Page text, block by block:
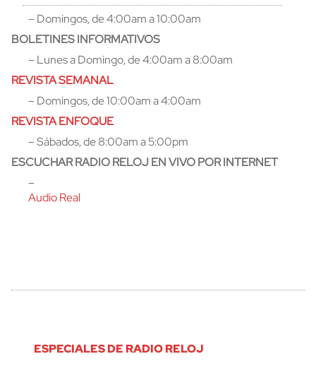
– Domingos, de 4:00am a 10:00am
BOLETINES INFORMATIVOS
– Lunes a Domingo, de 4:00am a 8:00am
REVISTA SEMANAL
– Domingos, de 10:00am a 4:00am
REVISTA ENFOQUE
– Sábados, de 8:00am a 5:00pm
ESCUCHAR RADIO RELOJ EN VIVO POR INTERNET
–
Audio Real
ESPECIALES DE RADIO RELOJ